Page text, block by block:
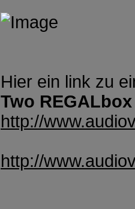
Hier ein link zu
Two
http://
http://